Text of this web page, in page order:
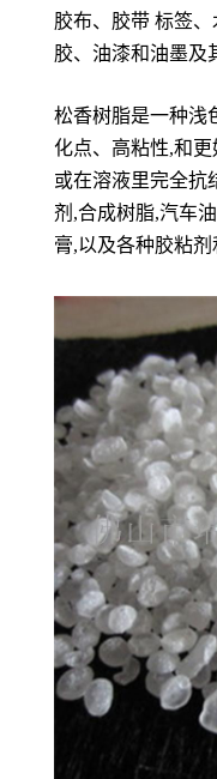
胶布、胶带 标签
胶、油漆和油墨及
松香树脂是一种浅
化点、高粘性,和
或在溶液里完全抗
剂,合成树脂,汽车
膏,以及各种胶粘剂